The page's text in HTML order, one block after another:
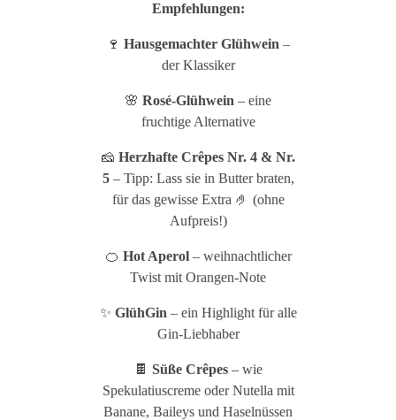
Empfehlungen:
🍷 Hausgemachter Glühwein –
der Klassiker
🌸 Rosé-Glühwein – eine
fruchtige Alternative
🧀 Herzhafte Crêpes Nr. 4 & Nr.
5– Tipp: Lass sie in Butter braten,
für das gewisse Extra 🤌 (ohne
Aufpreis!)
🍊 Hot Aperol– weihnachtlicher
Twist mit Orangen-Note
✨ GlühGin – ein Highlight für alle
Gin-Liebhaber
🍫 Süße Crêpes– wie
Spekulatiuscreme oder Nutella mit
Banane, Baileys und Haselnüssen